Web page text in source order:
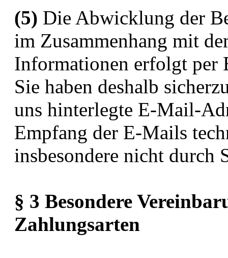
(5) Die Abwicklung der
im Zusammenhang mit
Informationen erfolgt per
Sie haben deshalb
uns hinterlegte E-Mail-
Empfang der E-Mails
insbesondere nicht
§ 3 Besondere
Zahlungsarten